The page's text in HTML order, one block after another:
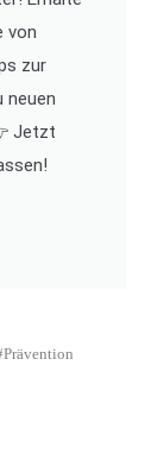
von
zur
neuen
Jetzt
Prävention